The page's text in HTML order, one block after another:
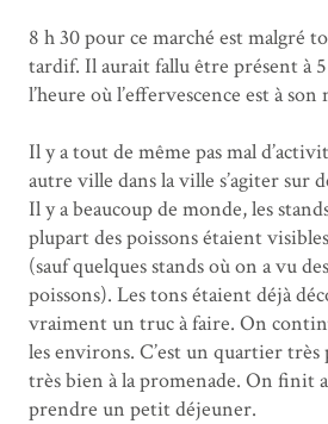
8 h 30 pour ce marché est malgré
tardif. Il aurait fallu être présent à
l’heure où l’effervescence est à
Il y a tout de même pas mal
autre ville dans la ville s’agiter sur
Il y a beaucoup de monde, les
plupart des poissons étaient
(sauf quelques stands où on a vu
poissons). Les tons étaient déjà
vraiment un truc à faire. On
les environs. C’est un quartier
très bien à la promenade. On finit
prendre un petit déjeuner.